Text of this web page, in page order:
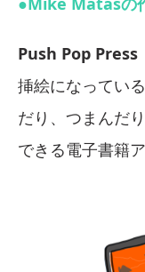
Push Pop Press
挿絵になってい
だり、つまんだ
できる電子書籍ア